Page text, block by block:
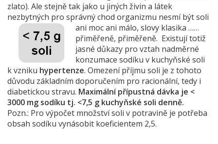
zlato). Ale stejně tak jako u jiných živin a látek
nezbytných pro správný chod organizmu nesmí býtsoli
ani moc ani málo, slovy klasika ……
přiměřeně, přiměřeně. Existují totiž
jasné důkazy pro vztah nadměrné
konzumace sodíku v kuchyňské soli
k vzniku hypertenze. Omezení příjmu soli je z tohoto
důvodu základním doporučením pro racionální, tedy i
diabetickou stravu. Maximální přípustná dávka je <
3000 mg sodíku tj. <7,5 g kuchyňské soli denně.
Pozn.: Pro výpočet množství soli v potravině je potřeba
obsah sodíku vynásobit koeficientem 2,5.